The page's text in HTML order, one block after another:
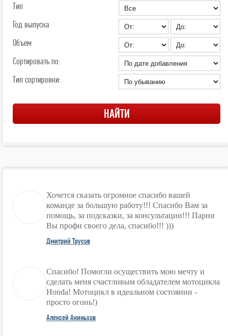
Тип
Год выпуска
Объем
Сортировать по:
Тип сортировки:
Хочется сказать огромное спасибо вашей
команде за большую работу!!! Спасибо Вам за
помощь, за подсказки, за консультации!!! Парни
Вы профи своего дела, спасибо!!! )))
Дмитрий Трусов
Спасибо! Помогли осуществить мою мечту и
сделать меня счастливым обладателем мотоцикла
Honda! Мотоцикл в идеальном состоянии -
просто огонь!)
Алексей Акиньхов